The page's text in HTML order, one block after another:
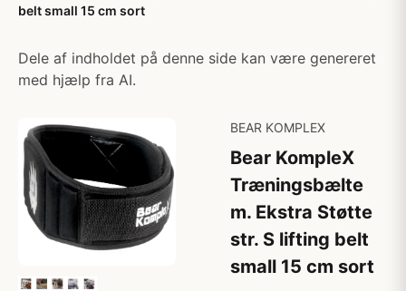
belt small 15 cm sort
Dele af indholdet på denne side kan være genereret
med hjælp fra AI.
BEAR KOMPLEX
Bear KompleX
Træningsbælte
m. Ekstra Støtte
str. S lifting belt
small 15 cm sort